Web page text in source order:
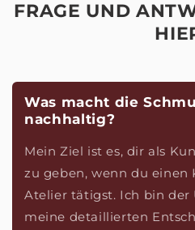
FRAGE UND
Was macht die
nachhaltig?
Mein Ziel ist es, dir als
zu geben, wenn du einen
Atelier tätigst. Ich bin der
meine detaillierten